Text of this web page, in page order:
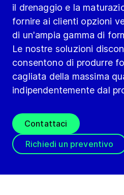
il drenaggio e la
fornire ai clienti opzioni
di un'ampia gamma di
Le nostre soluzioni
consentono di produrre
cagliata della massima
indipendentemente dal
Contattaci
Richiedi un preventivo